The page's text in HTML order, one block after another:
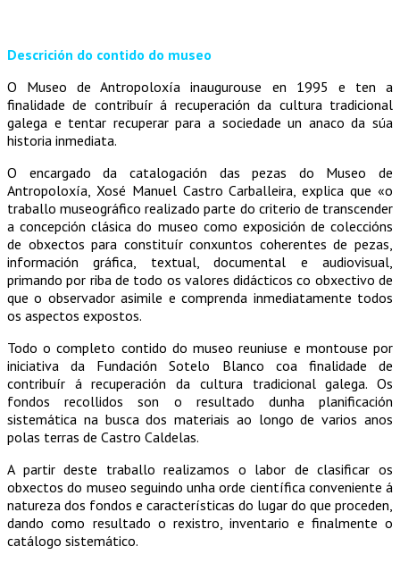
Descrición do contido do museo
O Museo de Antropoloxía inaugurouse en 1995 e ten a
finalidade de contribuír á recuperación da cultura tradicional
galega e tentar recuperar para a sociedade un anaco da súa
historia inmediata.
O encargado da catalogación das pezas do Museo de
Antropoloxía, Xosé Manuel Castro Carballeira, explica que «o
traballo museográfico realizado parte do criterio de transcender
a concepción clásica do museo como exposición de coleccións
de obxectos para constituír conxuntos coherentes de pezas,
información gráfica, textual, documental e audiovisual,
primando por riba de todo os valores didácticos co obxectivo de
que o observador asimile e comprenda inmediatamente todos
os aspectos expostos.
Todo o completo contido do museo reuniuse e montouse por
iniciativa da Fundación Sotelo Blanco coa finalidade de
contribuír á recuperación da cultura tradicional galega. Os
fondos recollidos son o resultado dunha planificación
sistemática na busca dos materiais ao longo de varios anos
polas terras de Castro Caldelas.
A partir deste traballo realizamos o labor de clasificar os
obxectos do museo seguindo unha orde científica conveniente á
natureza dos fondos e características do lugar do que proceden,
dando como resultado o rexistro, inventario e finalmente o
catálogo sistemático.